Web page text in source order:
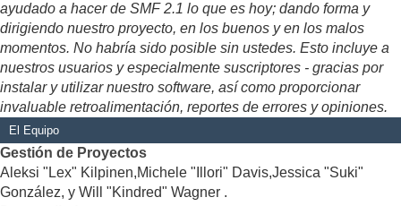
ayudado a hacer de SMF 2.1 lo que es hoy; dando forma y
dirigiendo nuestro proyecto, en los buenos y en los malos
momentos. No habría sido posible sin ustedes. Esto incluye a
nuestros usuarios y especialmente suscriptores - gracias por
instalar y utilizar nuestro software, así como proporcionar
invaluable retroalimentación, reportes de errores y opiniones.
El Equipo
Gestión de Proyectos
Aleksi "Lex" Kilpinen,Michele "Illori" Davis,Jessica "Suki"
González, y Will "Kindred" Wagner .